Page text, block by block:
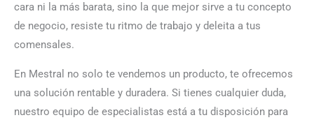
cara ni la más barata, sino la que mejor sirve a tu concepto
de negocio, resiste tu ritmo de trabajo y deleita a tus
comensales.
En Mestral no solo te vendemos un producto, te ofrecemos
una solución rentable y duradera. Si tienes cualquier duda,
nuestro equipo de especialistas está a tu disposición para